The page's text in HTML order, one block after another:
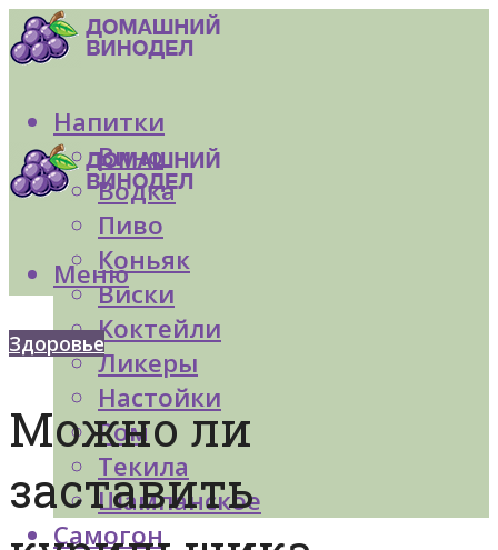
Напитки
Вино
Водка
Пиво
Коньяк
Виски
Коктейли
Ликеры
Настойки
Ром
Текила
Шампанское
Самогон
Меню
Здоровье
Можно ли
заставить